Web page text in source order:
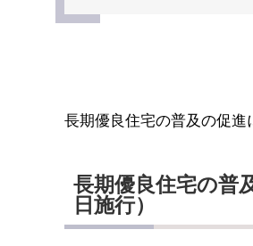
長期優良住宅の普及の促
長期優良住宅の普
日施行）